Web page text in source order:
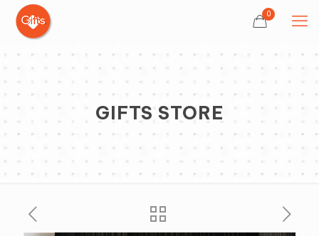
0
GIFTS STORE